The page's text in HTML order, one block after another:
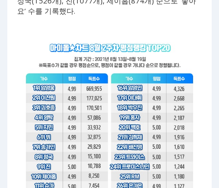
요’ 수를 기록했다.